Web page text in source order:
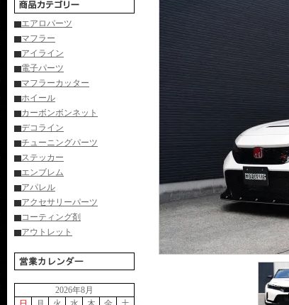
エアロパーツ
マフラー
アイライン
電子パーツ
マフラーカッター
ホイール
カーボンボンネット
デコライン
チューニングパーツ
ステッカー
エンブレム
アパレル
アクセサリーパーツ
コーティング剤
アウトレット
2026年8月